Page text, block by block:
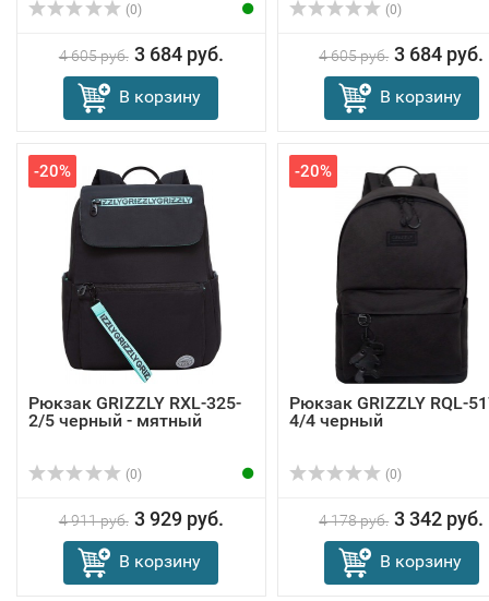
(0)
4 605 руб. 3 684 руб.
В корзину
(0)
4 605 руб. 3 684 руб.
В корзину
-20%
Рюкзак GRIZZLY RXL-325-
2/5 черный - мятный
(0)
4 911 руб. 3 929 руб.
В корзину
-20%
Рюкзак GRIZZLY RQL-
4/4 черный
(0)
4 178 руб. 3 342 руб.
В корзину